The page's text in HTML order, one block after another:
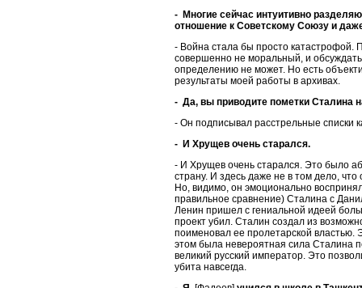
- Многие сейчас интуитивно
отношение к Советскому Союзу и
- Война стала бы просто катастрофой.
совершенно не моральный, и
определению не может. Но есть
результаты моей работы в архивах.
- Да, вы приводите пометки Сталина
- Он подписывал расстрельные списки
- И Хрущев очень старался.
- И Хрущев очень старался. Это было
страну. И здесь даже не в том дело,
Но, видимо, он эмоционально
правильное сравнение) Сталина с
Ленин пришел с гениальной идеей
проект убил. Сталин создал из
поименовал ее пролетарской властью.
этом была невероятная сила Сталина
великий русский император. Это
убита навсегда.